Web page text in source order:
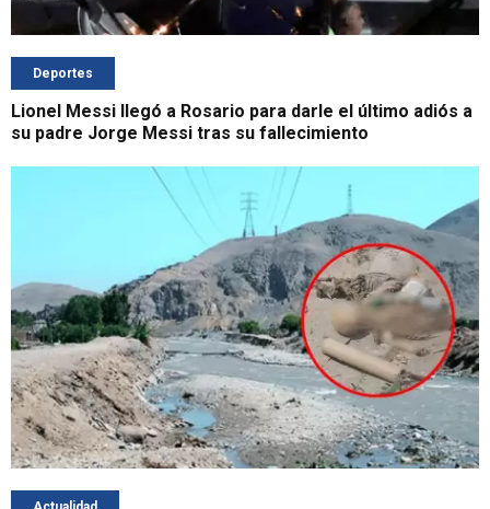
Deportes
Lionel Messi llegó a Rosario para darle el último adiós a
su padre Jorge Messi tras su fallecimiento